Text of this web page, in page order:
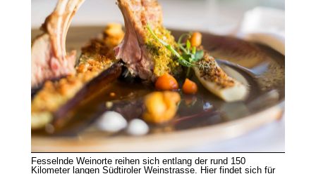
Fesselnde Weinorte reihen sich entlang der rund 150
Kilometer langen Südtiroler Weinstrasse. Hier findet sich für